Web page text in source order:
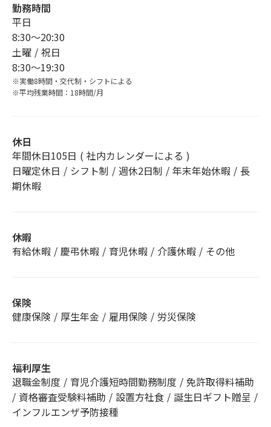
勤務時間
平日
8:30〜20:30
土曜 / 祝日
8:30〜19:30
※実働8時間・交代制・シフトによる
※平均残業時間：18時間/月
休日
年間休日105日 ( 社内カレンダーによる )
日曜定休日 / シフト制 / 週休2日制 / 年末年始休暇 / 長
期休暇
休暇
有給休暇 / 慶弔休暇 / 育児休暇 / 介護休暇 / その他
保険
健康保険 / 厚生年金 / 雇用保険 / 労災保険
福利厚生
退職金制度 / 育児介護短時間勤務制度 / 免許取得料補助
/ 資格審査受験料補助 / 設置方社食 / 誕生日ギフト贈呈 /
インフルエンザ予防接種